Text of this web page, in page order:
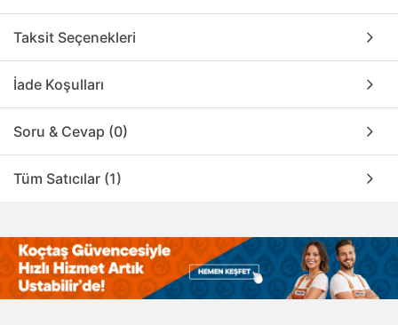
Taksit Seçenekleri
İade Koşulları
Soru & Cevap (0)
Tüm Satıcılar (1)